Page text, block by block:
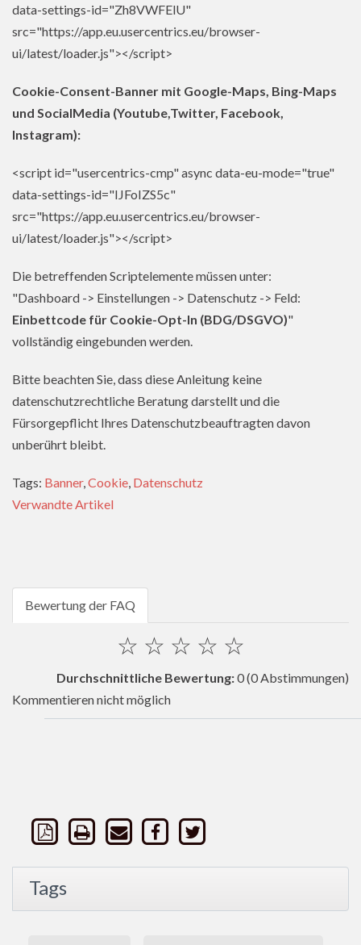
data-settings-id="Zh8VWFElU"
src="https://app.eu.usercentrics.eu/browser-
ui/latest/loader.js"></script>
Cookie-Consent-Banner mit Google-Maps, Bing-Maps
und SocialMedia (Youtube,Twitter, Facebook,
Instagram):
<script id="usercentrics-cmp" async data-eu-mode="true"
data-settings-id="IJFoIZS5c"
src="https://app.eu.usercentrics.eu/browser-
ui/latest/loader.js"></script>
Die betreffenden Scriptelemente müssen unter:
"Dashboard -> Einstellungen -> Datenschutz -> Feld:
Einbettcode für Cookie-Opt-In (BDG/DSGVO)"
vollständig eingebunden werden.
Bitte beachten Sie, dass diese Anleitung keine
datenschutzrechtliche Beratung darstellt und die
Fürsorgepflicht Ihres Datenschutzbeauftragten davon
unberührt bleibt.
Tags: Banner,Cookie, Datenschutz
Verwandte Artikel
Bewertung der FAQ
☆
☆
☆
☆
☆
Durchschnittliche Bewertung:0(0 Abstimmungen)
Kommentieren nicht möglich
Tags